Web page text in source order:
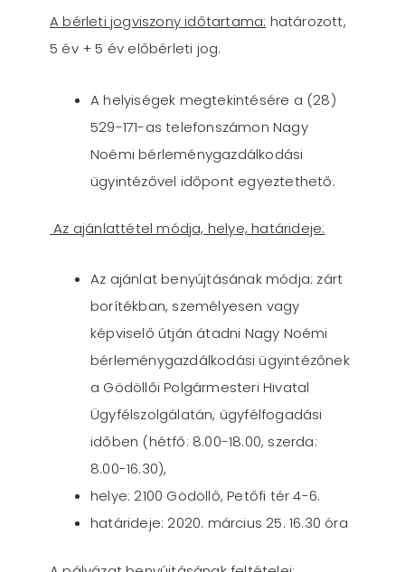
A bérleti jogviszony időtartama: határozott,
5 év + 5 év előbérleti jog.
A helyiségek megtekintésére a (28)
529-171-as telefonszámon Nagy
Noémi bérleménygazdálkodási
ügyintézővel időpont egyeztethető.
Az ajánlattétel módja, helye, határideje:
Az ajánlat benyújtásának módja: zárt
borítékban, személyesen vagy
képviselő útján átadni Nagy Noémi
bérleménygazdálkodási ügyintézőnek
a Gödöllői Polgármesteri Hivatal
Ügyfélszolgálatán, ügyfélfogadási
időben (hétfő: 8.00-18.00, szerda:
8.00-16.30),
helye: 2100 Gödöllő, Petőfi tér 4-6.
határideje: 2020. március 25. 16.30 óra